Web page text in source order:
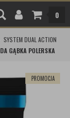
0
SYSTEM DUAL ACTION
GĄBKA POLERSKA
PROMOCJA